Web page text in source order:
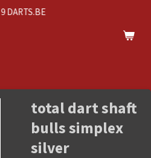
9 DARTS.BE
total dart shaft
bulls simplex
silver